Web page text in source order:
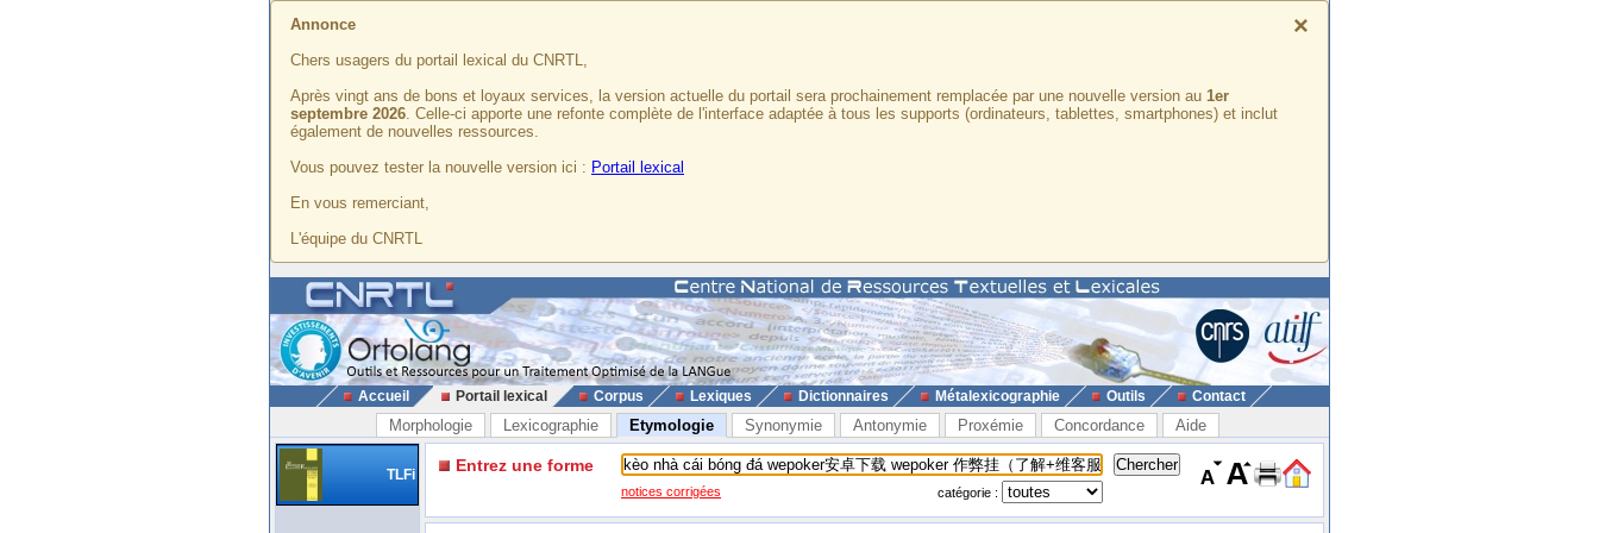
×
Annonce
Chers usagers du portail lexical du CNRTL,
Après vingt ans de bons et loyaux services, la version actuelle du portail sera prochainement remplacée par une nouvelle version au 1er
septembre 2026. Celle-ci apporte une refonte complète de l'interface adaptée à tous les supports (ordinateurs, tablettes, smartphones) et inclut
également de nouvelles ressources.
Vous pouvez tester la nouvelle version ici : Portail lexical
En vous remerciant,
L'équipe du CNRTL
Accueil Portail lexical Corpus Lexiques Dictionnaires Métalexicographie Outils Contact
Morphologie Lexicographie Etymologie Synonymie Antonymie Proxémie Concordance Aide
TLFi Entrez une forme
notices corrigées catégorie :